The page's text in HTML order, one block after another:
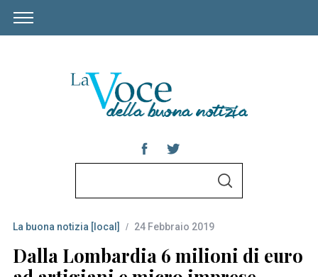
r
c
h
S
La buona notizia [local] 24 Febbraio 2019
Dalla Lombardia 6 milioni di euro